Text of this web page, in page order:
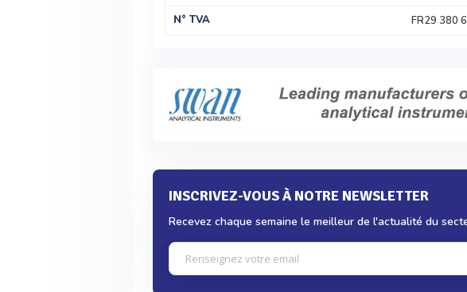
N° TVA
FR29 380
INSCRIVEZ-VOUS À NOTRE NEWSLETTER
Recevez chaque semaine le meilleur de l'actualité du